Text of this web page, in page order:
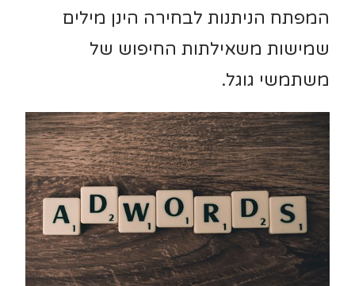
המפתח הניתנות לבחירה הינן מילים
שמישות משאילתות החיפוש של
משתמשי גוגל.